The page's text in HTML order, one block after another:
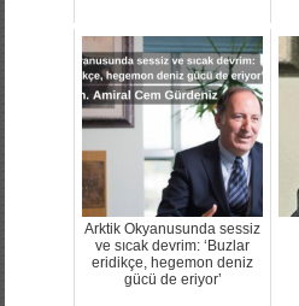
Arktik Okyanusunda sessiz
ve sıcak devrim: ‘Buzlar
eridikçe, hegemon deniz
gücü de eriyor’